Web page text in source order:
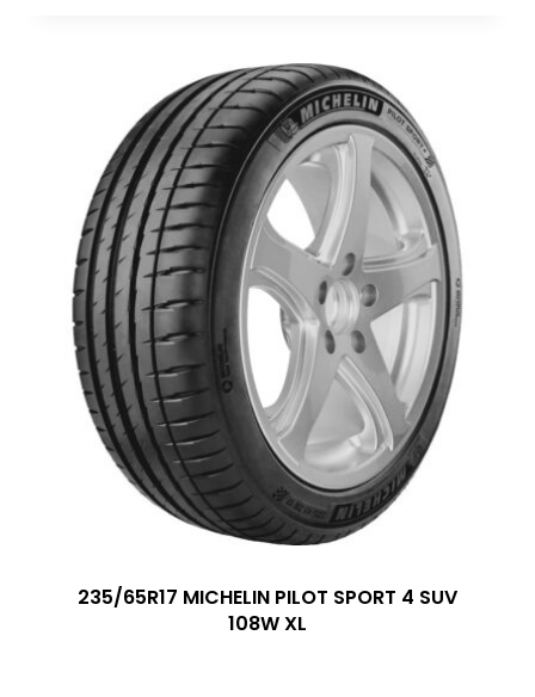
235/65R17 MICHELIN PILOT SPORT 4 SUV
108W XL